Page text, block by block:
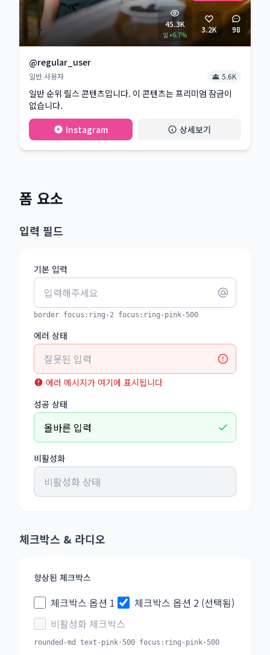
45.3K
일 +6.7%
3.2K 98
@regular_user
일반 사용자 5.6K
일반 순위 릴스 콘텐츠입니다. 이 콘텐츠는 프리미엄 잠금이
없습니다.
Instagram
상세보기
폼 요소
입력 필드
기본 입력
border focus:ring-2 focus:ring-pink-500
에러 상태
에러 메시지가 여기에 표시됩니다
성공 상태
비활성화
체크박스 & 라디오
향상된 체크박스
체크박스 옵션 1
체크박스 옵션 2 (선택됨)
비활성화 체크박스
rounded-md text-pink-500 focus:ring-pink-500